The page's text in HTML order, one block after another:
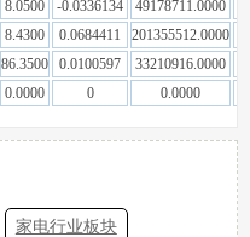
8.0500 -0.0336134 49178711.0000
8.4300 0.0684411 201355512.0000
86.3500 0.0100597 33210916.0000
0.0000 0 0.0000
家电行业板块